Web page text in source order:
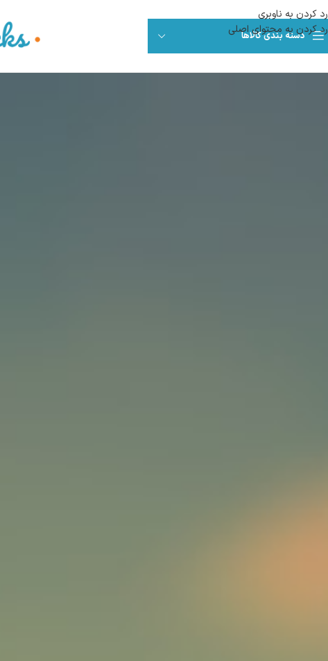
رد کردن به ناوبری
رد کردن به محتوای اصلی
دسته بندی کالاها